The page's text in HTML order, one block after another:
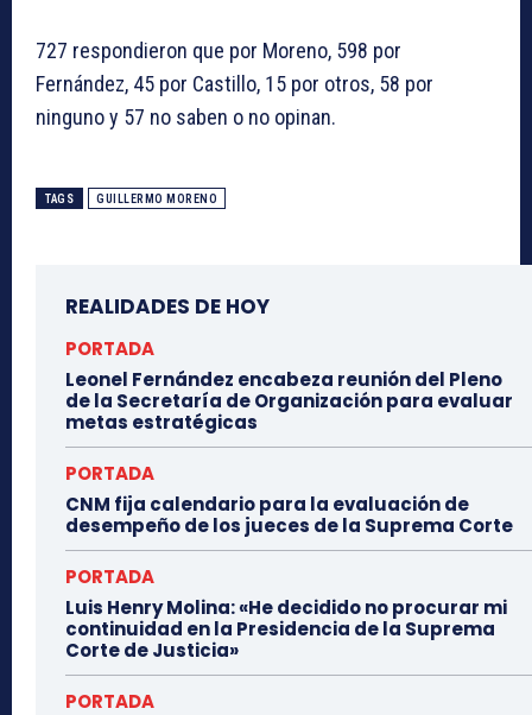
727 respondieron que por Moreno, 598 por
Fernández, 45 por Castillo, 15 por otros, 58 por
ninguno y 57 no saben o no opinan.
TAGS GUILLERMO MORENO
REALIDADES DE HOY
PORTADA
Leonel Fernández encabeza reunión del Pleno
de la Secretaría de Organización para evaluar
metas estratégicas
PORTADA
CNM fija calendario para la evaluación de
desempeño de los jueces de la Suprema Corte
PORTADA
Luis Henry Molina: «He decidido no procurar mi
continuidad en la Presidencia de la Suprema
Corte de Justicia»
PORTADA